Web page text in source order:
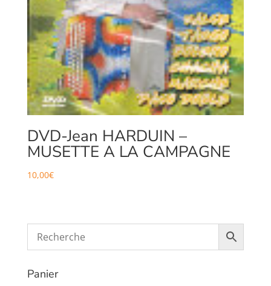
DVD-Jean HARDUIN –
MUSETTE A LA CAMPAGNE
10,00€
Panier